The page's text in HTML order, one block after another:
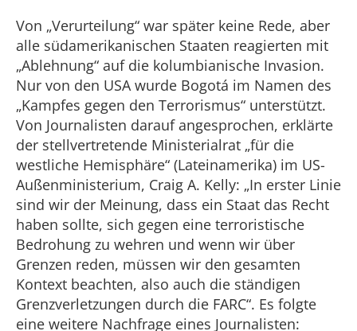
Von „Verurteilung“ war später keine Rede, aber
alle südamerikanischen Staaten reagierten mit
„Ablehnung“ auf die kolumbianische Invasion.
Nur von den USA wurde Bogotá im Namen des
„Kampfes gegen den Terrorismus“ unterstützt.
Von Journalisten darauf angesprochen, erklärte
der stellvertretende Ministerialrat „für die
westliche Hemisphäre“ (Lateinamerika) im US-
Außenministerium, Craig A. Kelly: „In erster Linie
sind wir der Meinung, dass ein Staat das Recht
haben sollte, sich gegen eine terroristische
Bedrohung zu wehren und wenn wir über
Grenzen reden, müssen wir den gesamten
Kontext beachten, also auch die ständigen
Grenzverletzungen durch die FARC“. Es folgte
eine weitere Nachfrage eines Journalisten: